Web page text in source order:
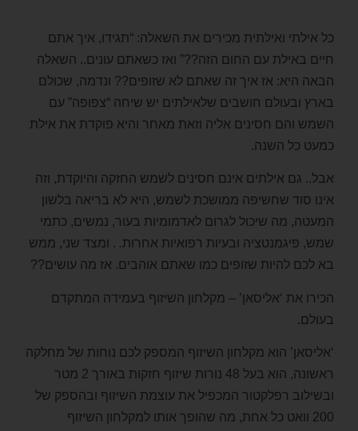
כל אילתי ואילתית מכירים את השאלה: “תגידו, איך אתם
חיים באילת עם החום הזה??” ואז כשאתם עונים.. השאלה
הבאה היא: אז איך זה שאתם לא שזופים?? ונדמה, שכולם
בארץ ובעולם חושבים שלאילתים יש שיחה “צפופה” עם
השמש והם חסינים אליה וזאת מאחר והיא פוקדת את אילת
כמעט כל השנה.
אבל.. גם אילתים אינם חסינים לשמש החזקה והיוקדת, וזה
אינו סוד שחשיפה ממושכת לשמש, היא לא בריאה בלשון
המעטה, מה שיכול לגרום לאדמומיות בעור, נמשים, כתמי
שמש, פיגמנטציה ובעיות רפואיות אחרות. . ומצד שני, ממש
בא לכם להיות שזופים כמו שאתם אוהבים. אז מה עושים??
הכירו את ‘אליסאן’ – מקלחון השיזוף בעמידה המתקדם
בעולם.
‘אליסאן’ הוא מקלחון השיזוף המספק לכם נוחות של מחלקה
ראשונה, הוא בעל 48 נורות שיזוף חזקות באורך 2 מטר
ובשילוב רפלקטור המכפיל את עוצמת השיזוף ובהספק של
200 וואט כל אחת, מה שהופך אותו למקלחון השיזוף